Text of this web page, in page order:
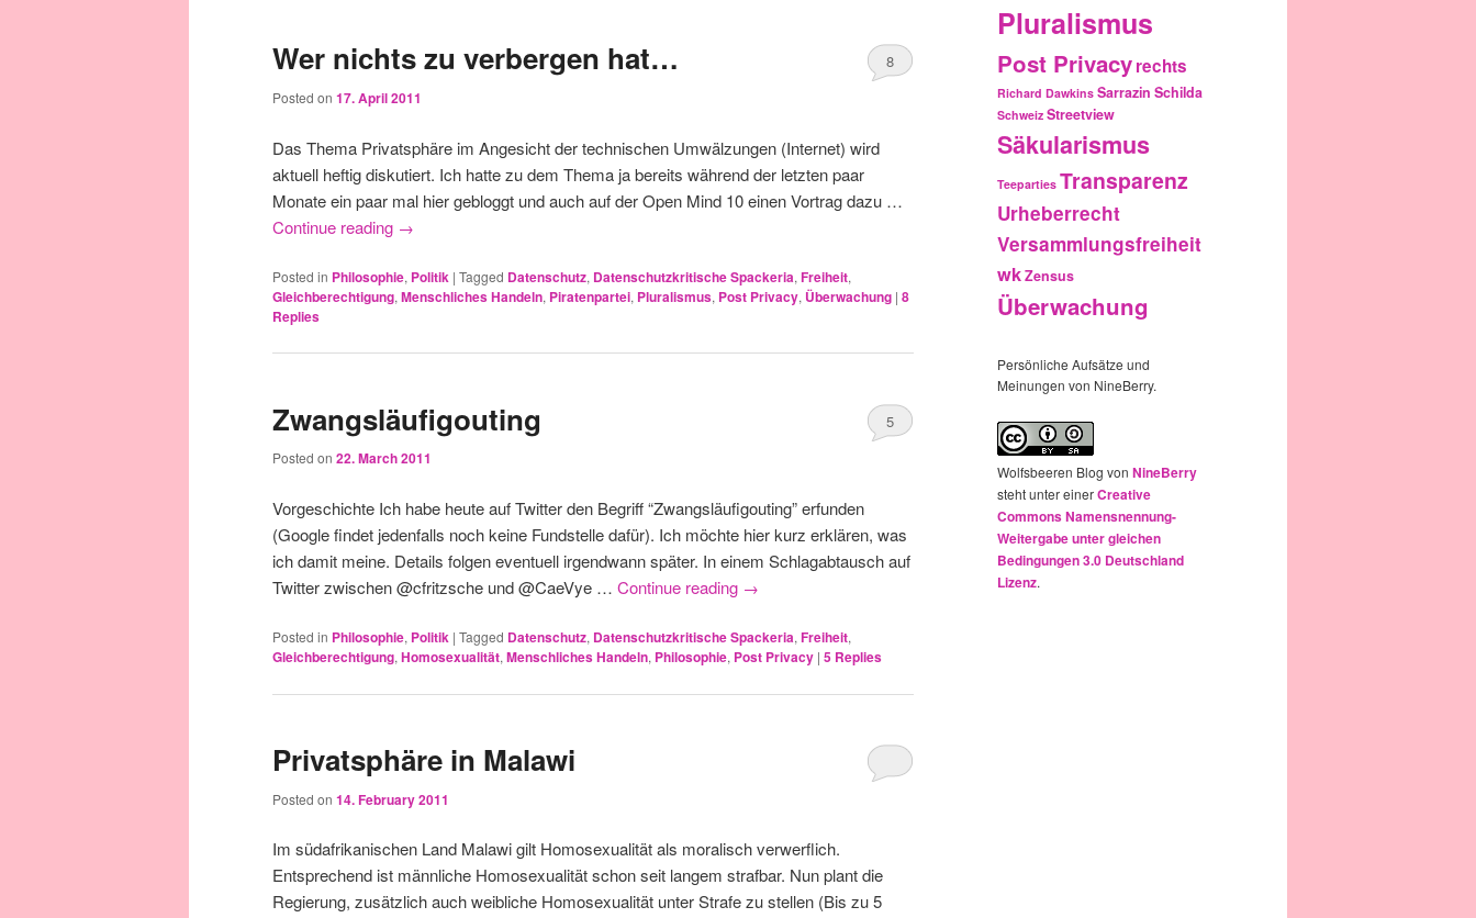
Wer nichts zu verbergen hat…
Posted on 17. April 2011
8
Das Thema Privatsphäre im Angesicht der technischen Umwälzungen (Internet) wird
aktuell heftig diskutiert. Ich hatte zu dem Thema ja bereits während der letzten paar
Monate ein paar mal hier gebloggt und auch auf der Open Mind 10 einen Vortrag dazu …
Continue reading →
Posted in Philosophie, Politik | Tagged Datenschutz, Datenschutzkritische Spackeria, Freiheit,
Gleichberechtigung, Menschliches Handeln, Piratenpartei, Pluralismus, Post Privacy, Überwachung | 8
Replies
Zwangsläufigouting
Posted on 22. March 2011
5
Vorgeschichte Ich habe heute auf Twitter den Begriff “Zwangsläufigouting” erfunden
(Google findet jedenfalls noch keine Fundstelle dafür). Ich möchte hier kurz erklären, was
ich damit meine. Details folgen eventuell irgendwann später. In einem Schlagabtausch auf
Twitter zwischen @cfritzsche und @CaeVye … Continue reading →
Posted in Philosophie, Politik | Tagged Datenschutz, Datenschutzkritische Spackeria, Freiheit,
Gleichberechtigung, Homosexualität, Menschliches Handeln, Philosophie, Post Privacy | 5 Replies
Privatsphäre in Malawi
Posted on 14. February 2011
Im südafrikanischen Land Malawi gilt Homosexualität als moralisch verwerflich.
Entsprechend ist männliche Homosexualität schon seit langem strafbar. Nun plant die
Regierung, zusätzlich auch weibliche Homosexualität unter Strafe zu stellen (Bis zu 5
Pluralismus
Post Privacyrechts
Richard Dawkins Sarrazin Schilda
Schweiz Streetview
Säkularismus
Teeparties Transparenz
Urheberrecht
Versammlungsfreiheit
wkZensus
Überwachung
Persönliche Aufsätze und
Meinungen von NineBerry.
Wolfsbeeren Blog von NineBerry
steht unter einerCreative
Commons Namensnennung-
Weitergabe unter gleichen
Bedingungen 3.0 Deutschland
Lizenz.